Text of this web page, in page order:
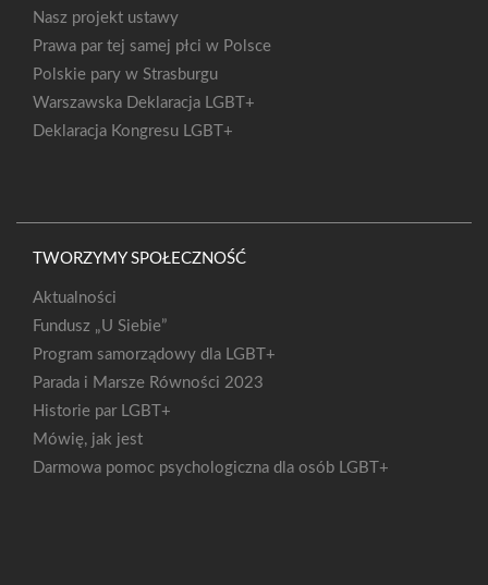
Nasz projekt ustawy
Prawa par tej samej płci w Polsce
Polskie pary w Strasburgu
Warszawska Deklaracja LGBT+
Deklaracja Kongresu LGBT+
TWORZYMY SPOŁECZNOŚĆ
Aktualności
Fundusz „U Siebie”
Program samorządowy dla LGBT+
Parada i Marsze Równości 2023
Historie par LGBT+
Mówię, jak jest
Darmowa pomoc psychologiczna dla osób LGBT+